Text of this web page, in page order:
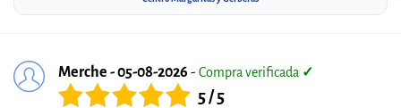
Merche - 05-08-2026 - Compra verificada ✓
5 / 5